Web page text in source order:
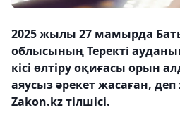
2025 жылы 27 мамырда
облысының Теректі
кісі өлтіру оқиғасы орын
аяусыз әрекет жасаған,
Zakon.kz тілшісі.